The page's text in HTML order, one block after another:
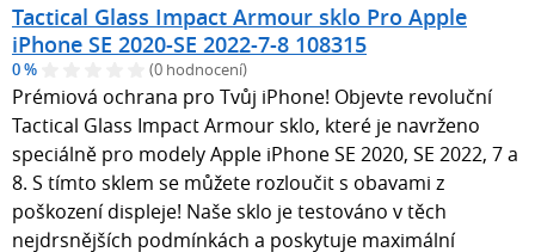
Tactical Glass Impact Armour sklo Pro Apple
iPhone SE 2020-SE 2022-7-8 108315
0 % (0 hodnocení)
Prémiová ochrana pro Tvůj iPhone! Objevte revoluční
Tactical Glass Impact Armour sklo, které je navrženo
speciálně pro modely Apple iPhone SE 2020, SE 2022, 7 a
8. S tímto sklem se můžete rozloučit s obavami z
poškození displeje! Naše sklo je testováno v těch
nejdrsnějších podmínkách a poskytuje maximální